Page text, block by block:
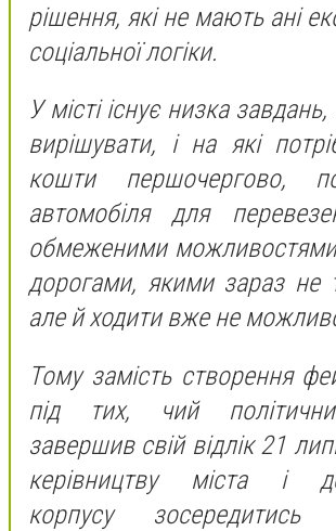
рішення, які не мають ані
соціальної логіки.
У місті існує низка завдань,
вирішувати, і на які
кошти першочергово,
автомобіля для
обмеженими можливостями
дорогами, якими зараз не
але й ходити вже не
Тому замість створення
під тих, чий
завершив свій відлік 21
керівництву міста і
корпусу зосередитись